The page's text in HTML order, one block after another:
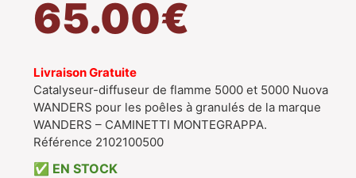
65.00€
Livraison Gratuite
Catalyseur-diffuseur de flamme 5000 et 5000 Nuova
WANDERS pour les poêles à granulés de la marque
WANDERS – CAMINETTI MONTEGRAPPA.
Référence 2102100500
EN STOCK